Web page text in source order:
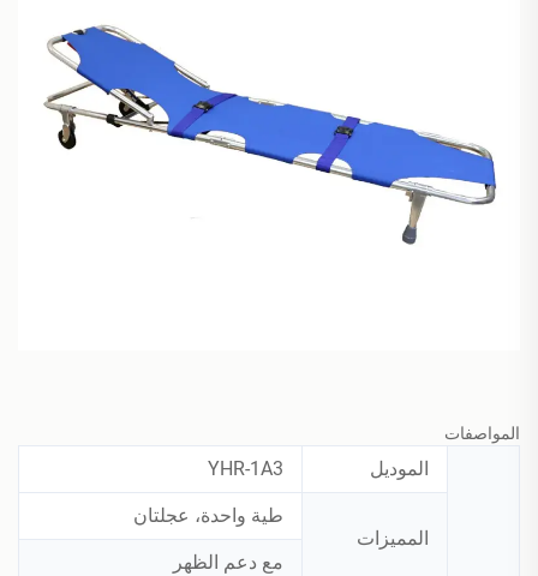
المواصفات
الموديل YHR-1A3
المميزات
طية واحدة، عجلتان
مع دعم الظهر